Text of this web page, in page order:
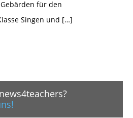
für den
Singen und […]